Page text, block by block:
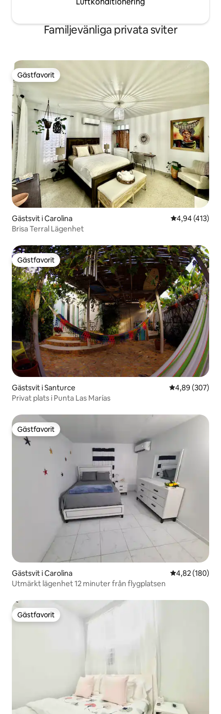
Familjevänliga privata sviter
Gästfavorit
Gästfavorit
Gästsvit i Carolina 4,94 av 5 i
4,94 (413)
Brisa Terral Lägenhet
Gästfavorit
Gästfavorit
Gästsvit i Santurce 4,89 av 5 i
4,89 (307)
Privat plats i Punta Las Marías
Gästfavorit
Gästfavorit
Gästsvit i Carolina 4,82 av 5 i
4,82 (180)
Utmärkt lägenhet 12 minuter från flygplatsen
Gästfavorit
Gästfavorit